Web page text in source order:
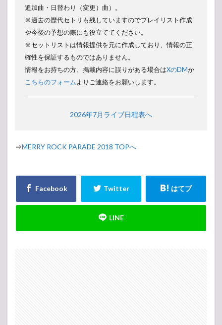
追加曲・日替わり（変更）曲）。
※過去の歴代セトリも残していますのでプレイリスト作成
や今後の予想の際にも役立ててください。
※セットリストは情報提供を元に作成しており、情報の正
確性を保証するものではありません。
情報をお持ちの方、掲載内容に誤りがある場合はXのDMか
こちらのフォームよりご連絡をお願いします。
2026年7月ライブ日程表へ
⇒MERRY ROCK PARADE 2018 TOPへ